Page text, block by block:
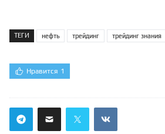
ТЕГИ нефть трейдинг трейдинг знания
Нравится 1